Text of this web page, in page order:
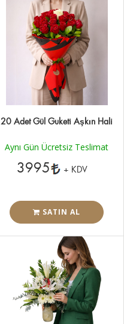
20 Adet Gül Guketi Aşkın Hali
Aynı Gün Ücretsiz Teslimat
3995 + KDV
SATIN AL